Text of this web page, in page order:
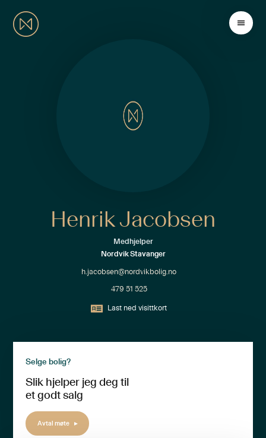
Henrik Jacobsen
Medhjelper
Nordvik Stavanger
h.jacobsen@nordvikbolig.no
479 51 525
Last ned visittkort
Selge bolig?
Slik hjelper jeg deg til
et godt salg
Avtal møte